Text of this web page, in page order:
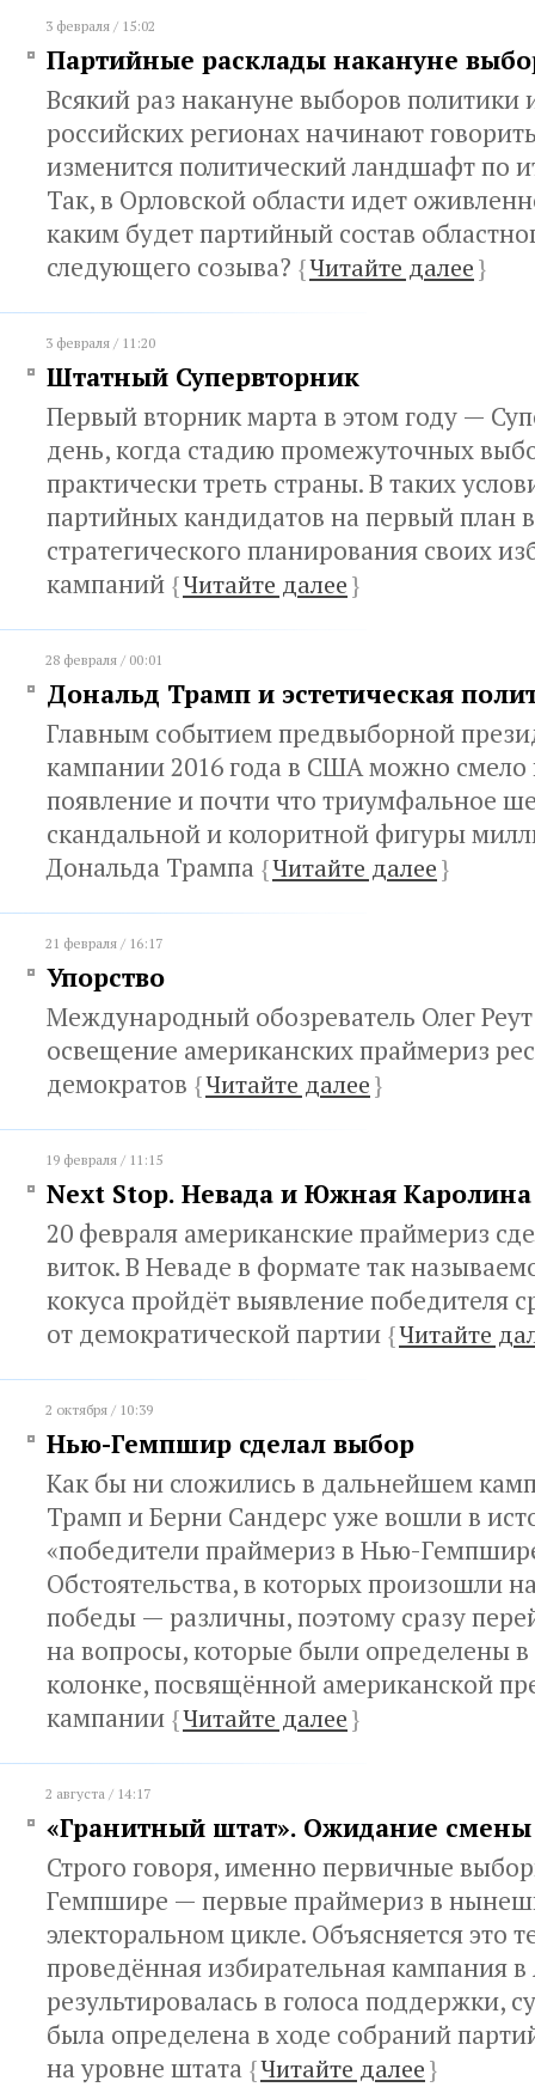
3 февраля / 15:02
Партийные расклады накануне
Всякий раз накануне выборов политики
российских регионах начинают
изменится политический ландшафт по
Так, в Орловской области идет
каким будет партийный состав
следующего созыва? {Читайте далее}
3 февраля / 11:20
Штатный Супервторник
Первый вторник марта в этом году —
день, когда стадию промежуточных
практически треть страны. В таких
партийных кандидатов на первый план
стратегического планирования своих
кампаний {Читайте далее}
28 февраля / 00:01
Дональд Трамп и эстетическая
Главным событием предвыборной
кампании 2016 года в США можно смело
появление и почти что триумфальное
скандальной и колоритной фигуры
Дональда Трампа {Читайте далее}
21 февраля / 16:17
Упорство
Международный обозреватель Олег
освещение американских праймериз
демократов {Читайте далее}
19 февраля / 11:15
Next Stop. Невада и Южная Каролина
20 февраля американские праймериз
виток. В Неваде в формате так
кокуса пройдёт выявление победителя
от демократической партии {Читайте
2 октября / 10:39
Нью-Гемпшир сделал выбор
Как бы ни сложились в дальнейшем
Трамп и Берни Сандерс уже вошли в
«победители праймериз в Нью-
Обстоятельства, в которых произошли
победы — различны, поэтому сразу
на вопросы, которые были определены
колонке, посвящённой американской
кампании {Читайте далее}
2 августа / 14:17
«Гранитный штат». Ожидание смены
Строго говоря, именно первичные
Гемпшире — первые праймериз в
электоральном цикле. Объясняется это
проведённая избирательная кампания
результировалась в голоса поддержки,
была определена в ходе собраний
на уровне штата {Читайте далее}